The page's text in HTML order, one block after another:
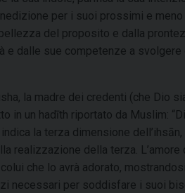
per i suoi prossimi e meno
del proposito e dalla
e dalle sue competenze a svolgere
in un hadīth riportato da Muslim:
la terza dimensione dell’ihsān,
realizzazione della terza. L’amore
che lo avrà adorato,
necessari per soddisfare i suoi